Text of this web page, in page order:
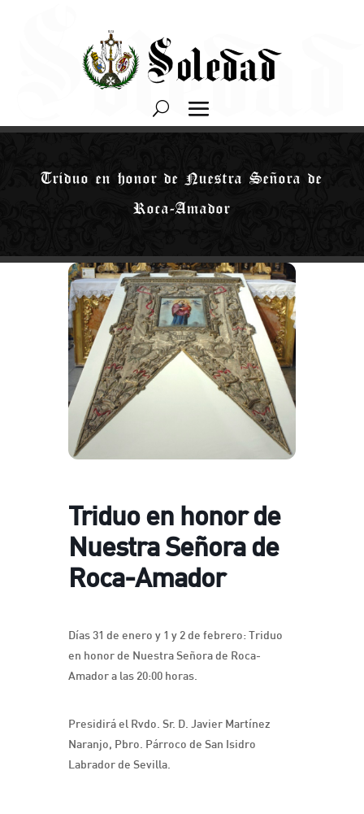
Triduo en honor de Nuestra Señora de
Roca-Amador
Triduo en honor de
Nuestra Señora de
Roca-Amador
Días 31 de enero y 1 y 2 de febrero: Triduo
en honor de Nuestra Señora de Roca-
Amador a las 20:00 horas.
Presidirá el Rvdo. Sr. D. Javier Martínez
Naranjo, Pbro. Párroco de San Isidro
Labrador de Sevilla.